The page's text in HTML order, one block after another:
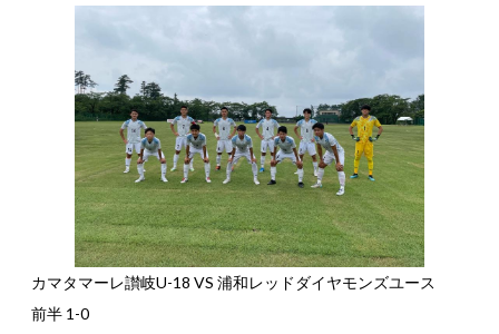
カマタマーレ讃岐U-18 VS 浦和レッドダイヤモンズユース
前半 1-0